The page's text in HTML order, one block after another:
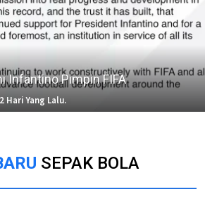
Infantino Pimpin FIFA
2 Hari Yang Lalu.
SEPAK BOLA